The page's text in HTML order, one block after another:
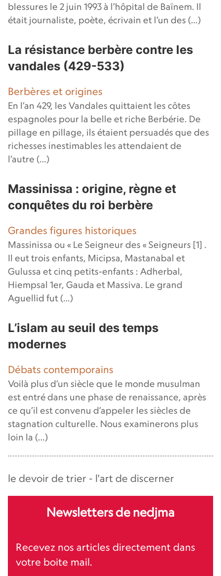
blessures le 2 juin 1993 à l’hôpital de Baïnem. Il
était journaliste, poète, écrivain et l’un des (…)
La résistance berbère contre les
vandales (429-533)
Berbères et origines
En l’an 429, les Vandales quittaient les côtes
espagnoles pour la belle et riche Berbérie. De
pillage en pillage, ils étaient persuadés que des
richesses inestimables les attendaient de
l’autre (…)
Massinissa : origine, règne et
conquêtes du roi berbère
Grandes figures historiques
Massinissa ou « Le Seigneur des « Seigneurs [1] .
Il eut trois enfants, Micipsa, Mastanabal et
Gulussa et cinq petits-enfants : Adherbal,
Hiempsal 1er, Gauda et Massiva. Le grand
Aguellid fut (…)
L’islam au seuil des temps
modernes
Débats contemporains
Voilà plus d’un siècle que le monde musulman
est entré dans une phase de renaissance, après
ce qu’il est convenu d’appeler les siècles de
stagnation culturelle. Nous examinerons plus
loin la (…)
le devoir de trier - l'art de discerner
Newsletters de nedjma
Recevez nos articles directement dans
votre boite mail.